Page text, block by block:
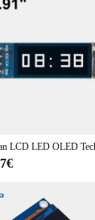
in the
based
engineer, this
The design is
process. This
from
displayed
is designed to